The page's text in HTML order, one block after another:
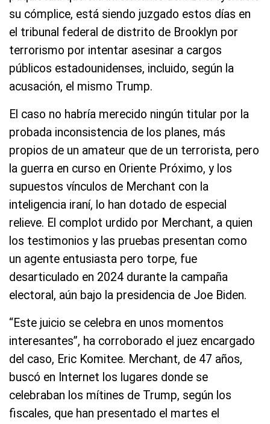
su cómplice, está siendo juzgado estos días en
el tribunal federal de distrito de Brooklyn por
terrorismo por intentar asesinar a cargos
públicos estadounidenses, incluido, según la
acusación, el mismo Trump.
El caso no habría merecido ningún titular por la
probada inconsistencia de los planes, más
propios de un amateur que de un terrorista, pero
la guerra en curso en Oriente Próximo, y los
supuestos vínculos de Merchant con la
inteligencia iraní, lo han dotado de especial
relieve. El complot urdido por Merchant, a quien
los testimonios y las pruebas presentan como
un agente entusiasta pero torpe, fue
desarticulado en 2024 durante la campaña
electoral, aún bajo la presidencia de Joe Biden.
“Este juicio se celebra en unos momentos
interesantes”, ha corroborado el juez encargado
del caso, Eric Komitee. Merchant, de 47 años,
buscó en Internet los lugares donde se
celebraban los mítines de Trump, según los
fiscales, que han presentado el martes el